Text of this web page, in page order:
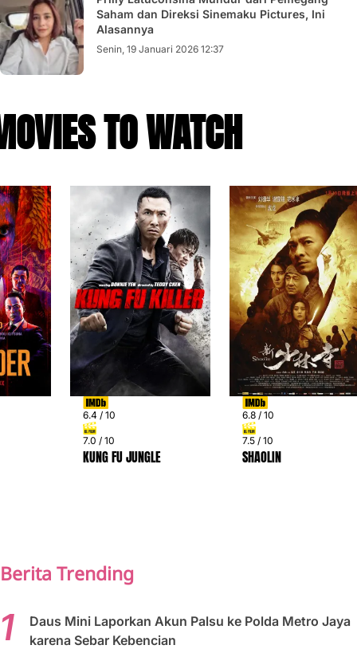
Saham dan Direksi Sinemaku Pictures, Ini
Alasannya
Senin, 19 Januari 2026 12:37
TO WATCH
6.4 / 10
7.0 / 10
KUNG FU JUNGLE
6.8 / 10
7.5 / 10
SHAOLIN
Berita Trending
Daus Mini Laporkan Akun Palsu ke Polda Metro Jaya
karena Sebar Kebencian